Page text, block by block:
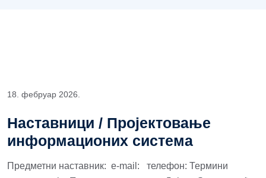
18. фебруар 2026.
Наставници / Пројектовање
информационих система
Предметни наставник: e-mail: телефон: Термини